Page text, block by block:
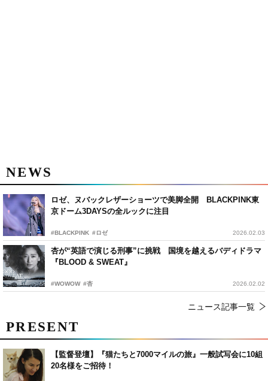
NEWS
ロゼ、ヌバックレザーショーツで美脚全開 BLACKPINK東
京ドーム3DAYSの全ルックに注目
#BLACKPINK #ロゼ 2026.02.03
杏が“英語で演じる刑事”に挑戦 国境を越えるバディドラマ
『BLOOD & SWEAT』
#WOWOW #杏 2026.02.02
ニュース記事一覧
PRESENT
【監督登壇】『猫たちと7000マイルの旅』一般試写会に10組
20名様をご招待！